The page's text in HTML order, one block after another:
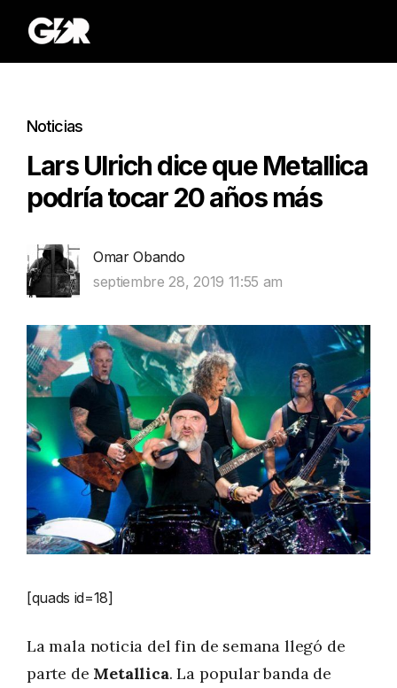
Noticias
Lars Ulrich dice que Metallica
podría tocar 20 años más
Omar Obando
septiembre 28, 2019 11:55 am
[quads id=18]
La mala noticia del fin de semana llegó de
parte de Metallica. La popular banda de